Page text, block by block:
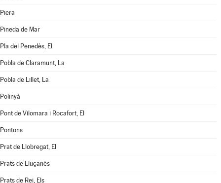
Piera
Pineda de Mar
Pla del Penedès, El
Pobla de Claramunt, La
Pobla de Lillet, La
Polinyà
Pont de Vilomara i Rocafort, El
Pontons
Prat de Llobregat, El
Prats de Lluçanès
Prats de Rei, Els